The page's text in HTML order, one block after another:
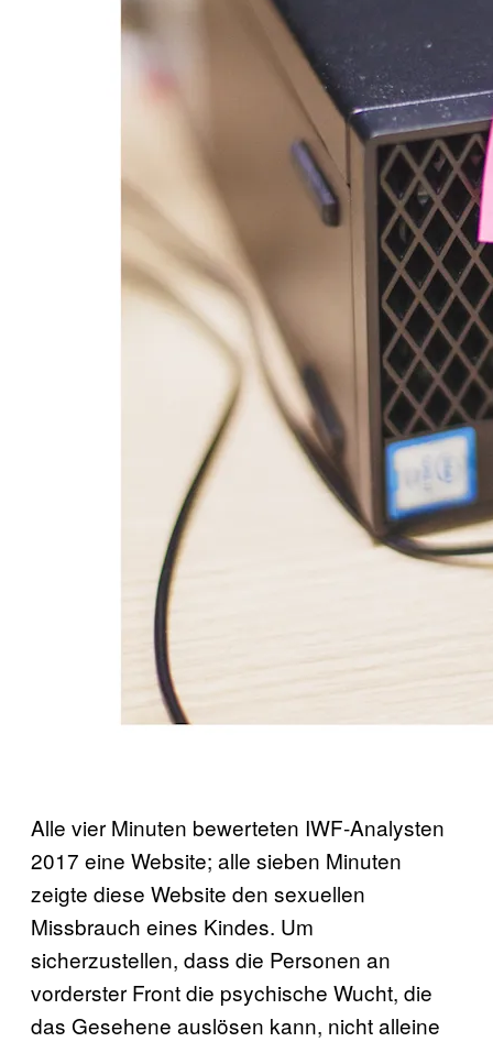
Alle vier Minuten bewerteten IWF-Analysten
2017 eine Website; alle sieben Minuten
zeigte diese Website den sexuellen
Missbrauch eines Kindes. Um
sicherzustellen, dass die Personen an
vorderster Front die psychische Wucht, die
das Gesehene auslösen kann, nicht alleine